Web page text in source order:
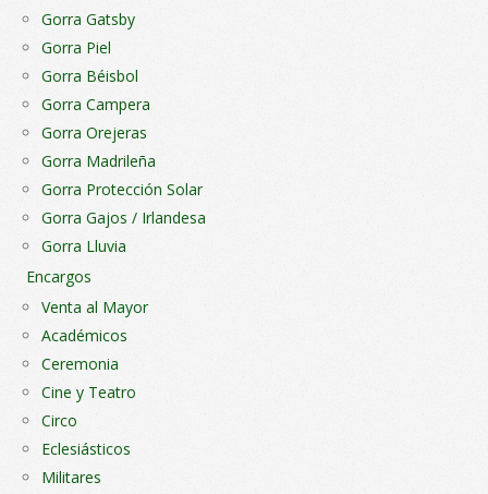
Gorra Gatsby
Gorra Piel
Gorra Béisbol
Gorra Campera
Gorra Orejeras
Gorra Madrileña
Gorra Protección Solar
Gorra Gajos / Irlandesa
Gorra Lluvia
Encargos
Venta al Mayor
Académicos
Ceremonia
Cine y Teatro
Circo
Eclesiásticos
Militares